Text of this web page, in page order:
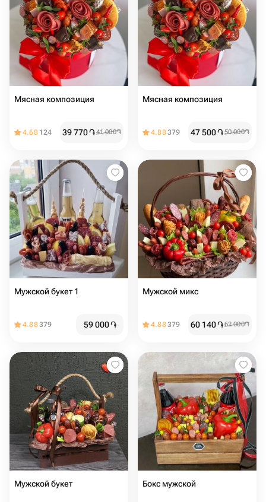
Мясная композиция
4.68 124 39 770֏41 000֏
Мясная композиция
4.88379 47 500֏50 000֏
Мужской букет 1
4.88379 59 000֏
Мужской микс
4.88379 60 140֏62 000֏
Мужской букет Бокс мужской